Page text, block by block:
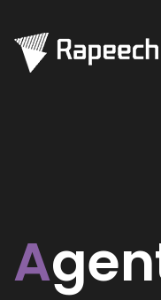
A